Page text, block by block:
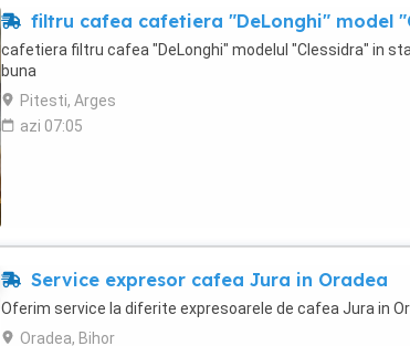
filtru cafea cafetiera "DeLonghi" model
cafetiera filtru cafea "DeLonghi" modelul "Clessidra" in
buna
Pitesti, Arges
azi 07:05
Service expresor cafea Jura in Oradea
Oferim service la diferite expresoarele de cafea Jura in
Oradea, Bihor